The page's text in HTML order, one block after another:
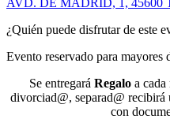
AVD. DE MADRID, 1, 45600
¿Quién puede disfrutar de este
Evento reservado para mayores
Se entregará Regalo a
divorciad@, separad@ recibirá
con